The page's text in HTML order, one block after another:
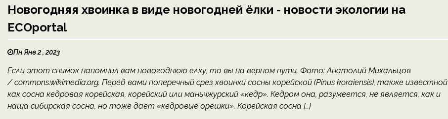
Новогодняя хвоинка в виде новогодней ёлки - новости экологии на
ECOportal
Пн Янв 2 , 2023
Если этот снимок напомнил вам новогоднюю елку, то вы на верном пути. Фото: Анатолий Михальцов
/ commons.wikimedia.org. Перед вами поперечный срез хвоинки сосны корейской (Pinus koraiensis), также известной
как сосна кедровая корейская, корейский или маньчжурский «кедр». Кедром она, разумеется, не является, как и
наша сибирская сосна, но тоже дает «кедровые орешки». Корейская сосна […]